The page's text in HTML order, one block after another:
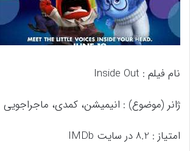
نام فیلم : Inside Out
ژانر (موضوع) : انیمیشن، کمدی، ماجراجویی
امتیاز : 8.2 در سایت IMDb